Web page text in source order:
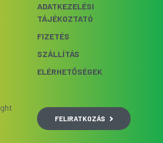
ADATKEZELÉSI
TÁJÉKOZTATÓ
FIZETÉS
SZÁLLÍTÁS
ELÉRHETŐSÉGEK
FELIRATKOZÁS